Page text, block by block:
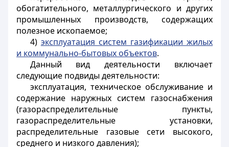
обогатительного, металлургического и других
промышленных производств, содержащих
полезное ископаемое;
4) эксплуатация систем газификации жилых
и коммунально-бытовых объектов.
Данный вид деятельности включает
следующие подвиды деятельности:
эксплуатация, техническое обслуживание и
содержание наружных систем газоснабжения
(газораспределительные пункты,
газораспределительные установки,
распределительные газовые сети высокого,
среднего и низкого давления);